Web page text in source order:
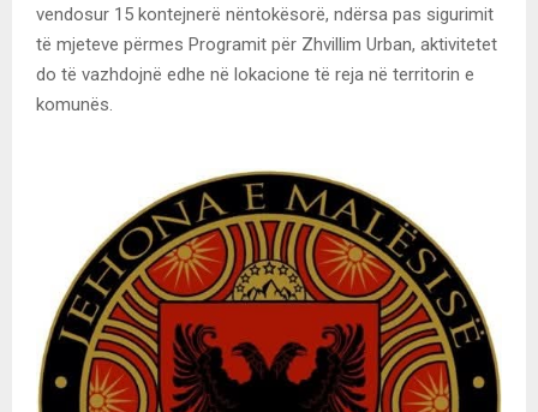
vendosur 15 kontejnerë nëntokësorë, ndërsa pas sigurimit
të mjeteve përmes Programit për Zhvillim Urban, aktivitetet
do të vazhdojnë edhe në lokacione të reja në territorin e
komunës.